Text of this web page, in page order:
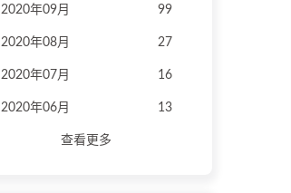
2020年09月 99
2020年08月 27
2020年07月 16
2020年06月 13
查看更多